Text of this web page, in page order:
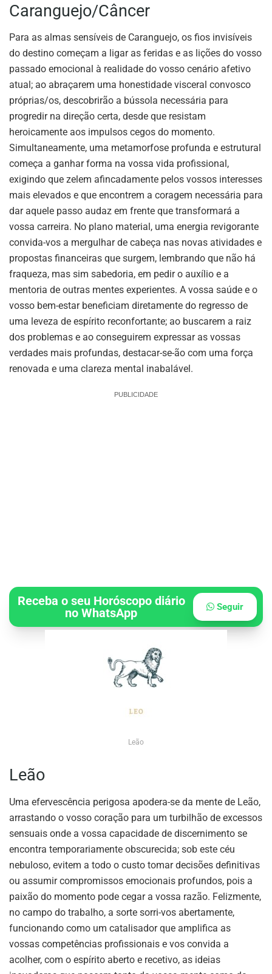
Caranguejo/Câncer
Para as almas sensíveis de Caranguejo, os fios invisíveis
do destino começam a ligar as feridas e as lições do vosso
passado emocional à realidade do vosso cenário afetivo
atual; ao abraçarem uma honestidade visceral convosco
próprias/os, descobrirão a bússola necessária para
progredir na direção certa, desde que resistam
heroicamente aos impulsos cegos do momento.
Simultaneamente, uma metamorfose profunda e estrutural
começa a ganhar forma na vossa vida profissional,
exigindo que zelem afincadamente pelos vossos interesses
mais elevados e que encontrem a coragem necessária para
dar aquele passo audaz em frente que transformará a
vossa carreira. No plano material, uma energia revigorante
convida-vos a mergulhar de cabeça nas novas atividades e
propostas financeiras que surgem, lembrando que não há
fraqueza, mas sim sabedoria, em pedir o auxílio e a
mentoria de outras mentes experientes. A vossa saúde e o
vosso bem-estar beneficiam diretamente do regresso de
uma leveza de espírito reconfortante; ao buscarem a raiz
dos problemas e ao conseguirem expressar as vossas
verdades mais profundas, destacar-se-ão com uma força
renovada e uma clareza mental inabalável.
PUBLICIDADE
Receba o seu Horóscopo diário
no WhatsApp
Seguir
Leão
Leão
Uma efervescência perigosa apodera-se da mente de Leão,
arrastando o vosso coração para um turbilhão de excessos
sensuais onde a vossa capacidade de discernimento se
encontra temporariamente obscurecida; sob este céu
nebuloso, evitem a todo o custo tomar decisões definitivas
ou assumir compromissos emocionais profundos, pois a
paixão do momento pode cegar a vossa razão. Felizmente,
no campo do trabalho, a sorte sorri-vos abertamente,
funcionando como um catalisador que amplifica as
vossas competências profissionais e vos convida a
acolher, com o espírito aberto e recetivo, as ideias